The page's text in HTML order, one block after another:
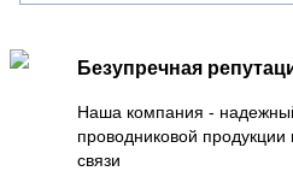
Безупречная
Наша компания -
проводниковой
связи